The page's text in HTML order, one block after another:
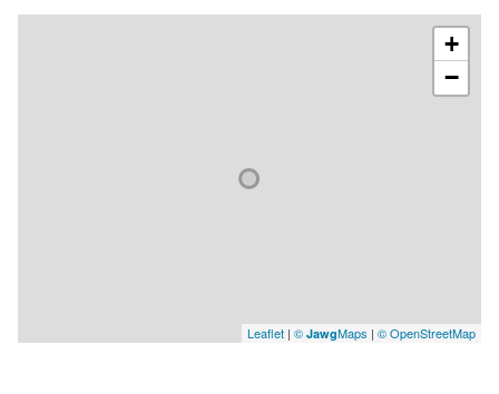
+
−
Leaflet | © JawgMaps | © OpenStreetMap